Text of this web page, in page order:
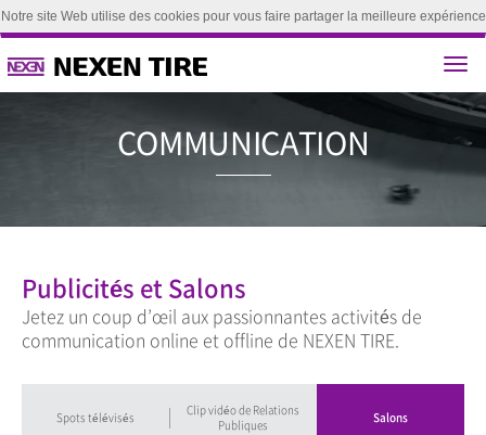
Notre site Web utilise des cookies pour vous faire partager la meilleure expérience
Publicités et Salons
Jetez un coup d’œil aux passionnantes activités de
communication online et offline de NEXEN TIRE.
Spots télévisés
Clip vidéo de Relations
Publiques
Salons